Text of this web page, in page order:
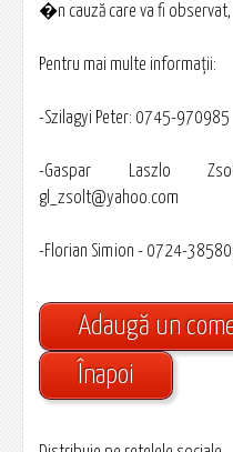
�n cauză care va fi observat,
Pentru mai multe informaţii:
-Szilagyi Peter: 0745-970985
-Gaspar Laszlo
gl_zsolt@yahoo.com
-Florian Simion - 0724-
Adaugă un
Înapoi